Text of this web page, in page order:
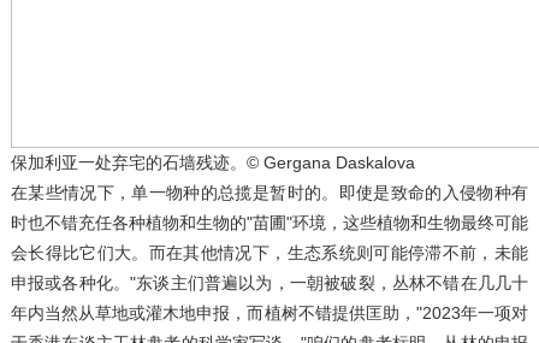
保加利亚一处弃宅的石墙残迹。© Gergana Daskalova
在某些情况下，单一物种的总揽是暂时的。即使是致命的入侵物种有
时也不错充任各种植物和生物的"苗圃"环境，这些植物和生物最终可能
会长得比它们大。而在其他情况下，生态系统则可能停滞不前，未能
申报或各种化。"东谈主们普遍以为，一朝被破裂，丛林不错在几几十
年内当然从草地或灌木地申报，而植树不错提供匡助，"2023年一项对